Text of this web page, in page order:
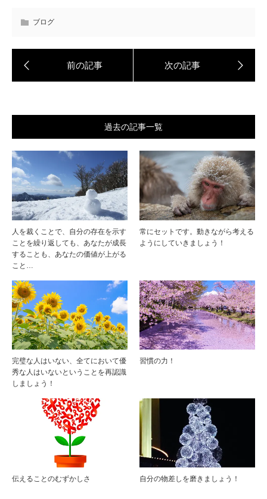
ブログ
過去の記事一覧
人を裁くことで、自分の存在を示す
ことを繰り返しても、あなたが成長
することも、あなたの価値が上がる
こと…
常にセットです。動きながら考える
ようにしていきましょう！
完璧な人はいない、全てにおいて優
秀な人はいないということを再認識
しましょう！
習慣の力！
伝えることのむずかしさ 自分の物差しを磨きましょう！